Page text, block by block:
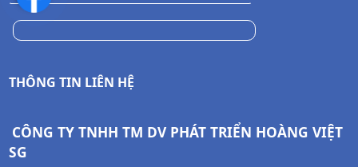
THÔNG TIN LIÊN HỆ
CÔNG TY TNHH TM DV PHÁT TRIỂN HOÀNG VIỆT
SG